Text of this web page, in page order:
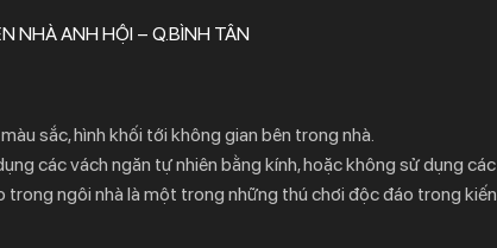
NHÀ ANH HỘI – Q.BÌNH TÂN
sắc, hình khối tới không gian bên trong nhà.
các vách ngăn tự nhiên bằng kính, hoặc không sử dụng các
ngôi nhà là một trong những thú chơi độc đáo trong kiến